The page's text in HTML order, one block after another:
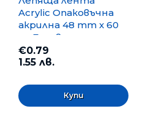
Acrylic Опаковъчна
акрилна 48 mm x 60
m, Безцветна
€0.79
1.55 лв.